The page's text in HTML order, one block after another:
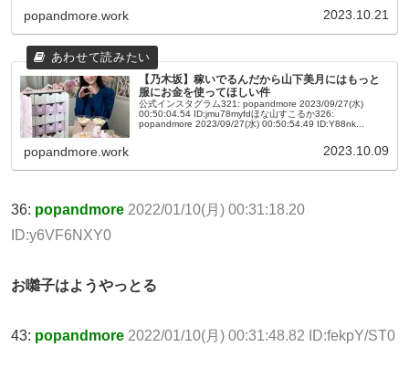
popandmore.work 2023.10.21
【乃木坂】稼いでるんだから山下美月にはもっと
服にお金を使ってほしい件
公式インスタグラム321: popandmore 2023/09/27(水)
00:50:04.54 ID:jmu78myfdほな山すこるか326:
popandmore 2023/09/27(水) 00:50:54.49 ID:Y88nk...
popandmore.work 2023.10.09
36: popandmore 2022/01/10(月) 00:31:18.20
ID:y6VF6NXY0
お囃子はようやっとる
43: popandmore 2022/01/10(月) 00:31:48.82 ID:fekpY/ST0